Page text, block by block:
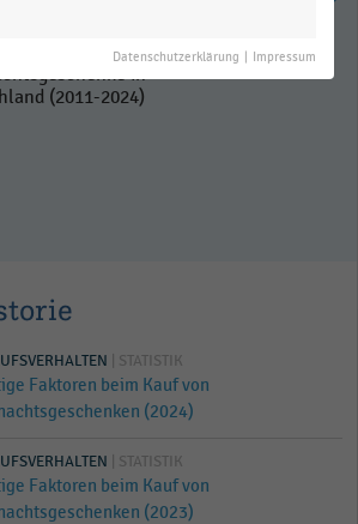
Ausgaben für
in
(2011-2024)
| STATISTIK
Faktoren beim Kauf von
(2024)
| STATISTIK
Faktoren beim Kauf von
(2023)
Datenschutzerklärung Impressum